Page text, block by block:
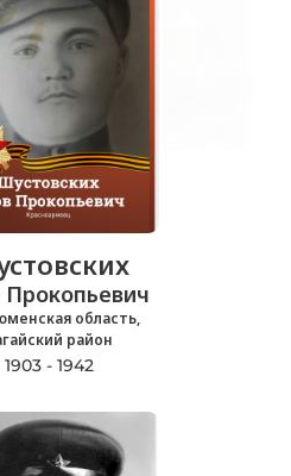
Прокопьевич
область,
район
1903 - 1942